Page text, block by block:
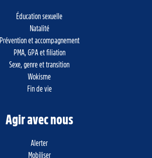
Éducation sexuelle
Natalité
Prévention et accompagnement
PMA, GPA et filiation
Sexe, genre et transition
Wokisme
Fin de vie
Agir avec nous
Alerter
Mobiliser